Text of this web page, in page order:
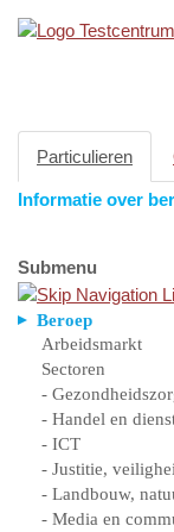
Particulieren
Informatie over
Submenu
Beroep
Arbeidsmarkt
Sectoren
-
- Handel en
- ICT
- Justitie,
- Landbouw,
- Media en